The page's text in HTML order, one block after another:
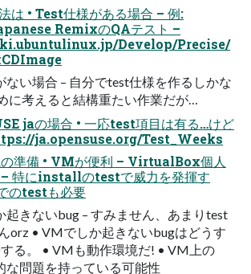
は • Test仕様がある場合 – 例:
RemixのQAテスト –
Develop/Precise/
ない場合 – 自分でtest仕様を作るしかな
に考えると結構重たい作業だが…
jaの場合 • 一応test項目は有る…けど
ja.opensuse.org/Test_Weeks
準備 • VMが便利 – VirtualBox個人
– 特にinstallのtestで威力を発揮す
のtestも必要
起きないbug – すみません、あまりtest
orz • VMでしか起きないbugはどうす
る。 • VMも動作環境だ! • VM上の
な問題を持っている可能性